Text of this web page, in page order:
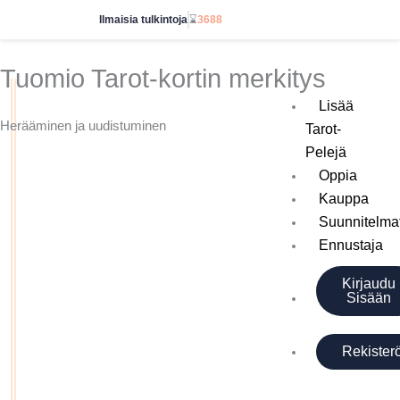
Ilmaisia tulkintoja ⌛3688
Lisää
Tarot-
Pelejä
Oppia
Kauppa
Ennustaja
Kirjaudu
Sisään
Tuomio Tarot-kortin merkitys
Herääminen ja uudistuminen